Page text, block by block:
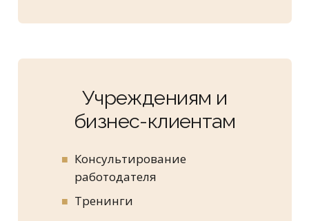
Учреждениям и
бизнес-клиентам
Консультирование
работодателя
Тренинги